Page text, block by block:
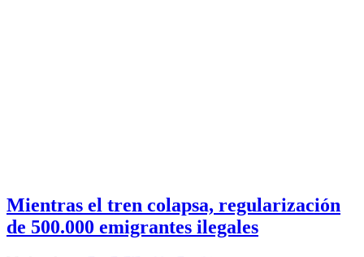
Mientras el tren colapsa, regularización
de 500.000 emigrantes ilegales